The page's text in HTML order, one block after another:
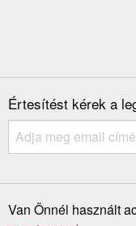
Értesítést kérek a
Van Önnél használt